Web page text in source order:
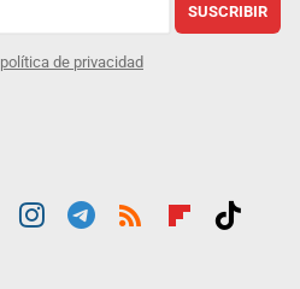
SUSCRIBIR
política de privacidad